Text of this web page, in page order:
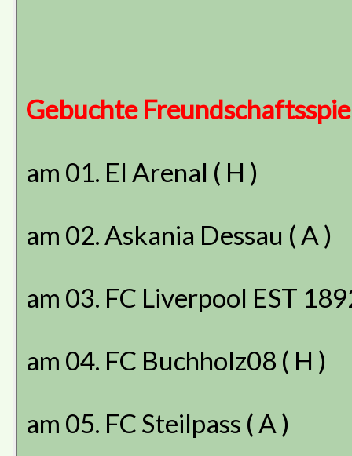
Gebuchte
am 01. El Arenal ( H )
am 02. Askania Dessau ( A )
am 03. FC Liverpool EST
am 04. FC Buchholz08 ( H )
am 05. FC Steilpass ( A )